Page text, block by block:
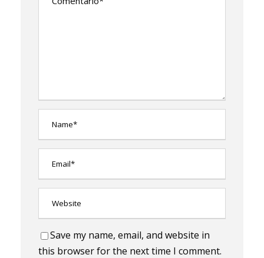
Save my name, email, and website in
this browser for the next time I comment.